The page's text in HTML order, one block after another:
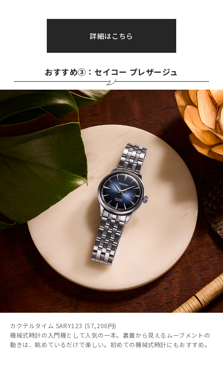
詳細はこちら
おすすめ③：セイコー プレザージュ
カクテルタイム SARY123 (57,200円)
機械式時計の入門機として人気の一本。裏蓋から見えるムーブメントの
動きは、眺めているだけで楽しい。初めての機械式時計にもおすすめ。